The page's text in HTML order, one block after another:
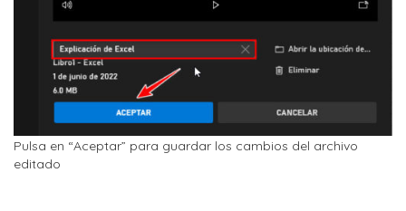
Pulsa en “Aceptar” para guardar los cambios del archivo
editado